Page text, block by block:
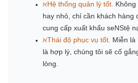
ℵHệ thống quản lý tốt.
hay nhỏ, chỉ cần khách hàng
cung cấp xuất khẩu seNStệ
ℵThái độ phục vụ tốt. Miễn là
là hợp lý, chúng tôi sẽ cố
lòng.